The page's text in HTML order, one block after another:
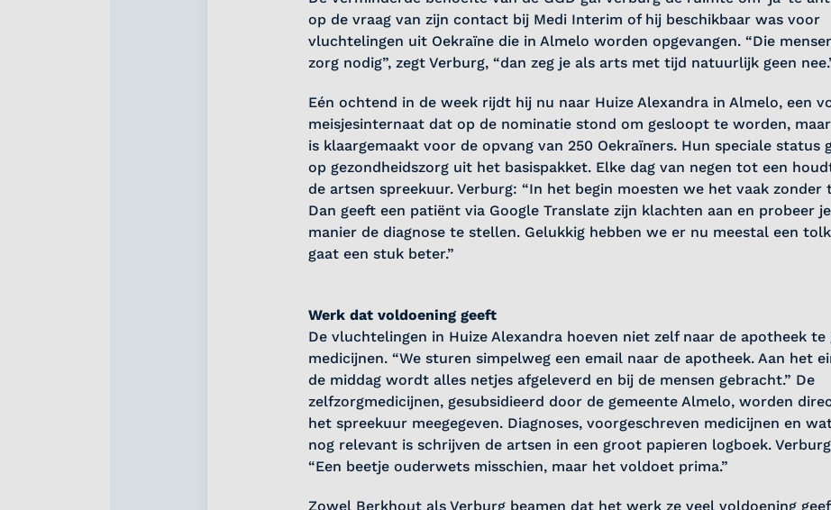
op de vraag van zijn contact bij Medi Interim of hij beschikbaar was voor
vluchtelingen uit Oekraïne die in Almelo worden opgevangen. “Die
zorg nodig”, zegt Verburg, “dan zeg je als arts met tijd natuurlijk geen
Eén ochtend in de week rijdt hij nu naar Huize Alexandra in Almelo, een
meisjesinternaat dat op de nominatie stond om gesloopt te worden,
is klaargemaakt voor de opvang van 250 Oekraïners. Hun speciale status
op gezondheidszorg uit het basispakket. Elke dag van negen tot een
de artsen spreekuur. Verburg: “In het begin moesten we het vaak zonder
Dan geeft een patiënt via Google Translate zijn klachten aan en probeer
manier de diagnose te stellen. Gelukkig hebben we er nu meestal een
gaat een stuk beter.”
Werk dat voldoening geeft
De vluchtelingen in Huize Alexandra hoeven niet zelf naar de apotheek te
medicijnen. “We sturen simpelweg een email naar de apotheek. Aan het
de middag wordt alles netjes afgeleverd en bij de mensen gebracht.” De
zelfzorgmedicijnen, gesubsidieerd door de gemeente Almelo, worden
het spreekuur meegegeven. Diagnoses, voorgeschreven medicijnen en
nog relevant is schrijven de artsen in een groot papieren logboek.
“Een beetje ouderwets misschien, maar het voldoet prima.”
Zowel Berkhout als Verburg beamen dat het werk ze veel voldoening